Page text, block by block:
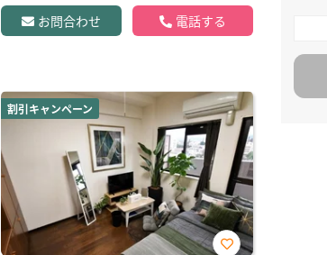
お問合わせ 電話する
割引キャンペーン